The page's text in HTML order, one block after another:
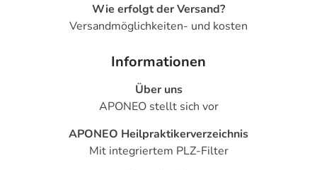
Wie erfolgt der Versand?
Versandmöglichkeiten- und kosten
Informationen
Über uns
APONEO stellt sich vor
APONEO Heilpraktikerverzeichnis
Mit integriertem PLZ-Filter